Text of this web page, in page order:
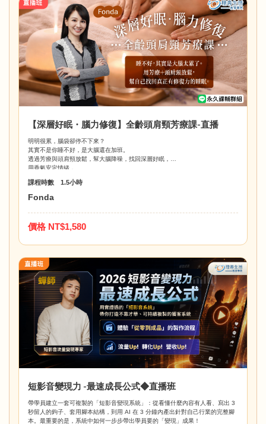
【深層好眠・腦力修復】全齡頭肩頸芳療課-直播
明明很累，腦袋卻停不下來？
其實不是你睡不好，是大腦還在加班。
透過芳療與頭肩頸放鬆，幫大腦降噪，找回深層好眠，
用香氣安定情緒，
課程時數 1.5小時
Fonda
價格 NT$1,580
短影音變現力 -最速成長公式◆直播班
帶學員建立一套可複製的「短影音變現系統」：從看懂什麼內容有人看、寫出 3
秒留人的鉤子、套用腳本結構，到用 AI 在 3 分鐘內產出針對自己行業的完整腳
本。最重要的是，系統中如何一步步帶出學員要的「變現」成果！